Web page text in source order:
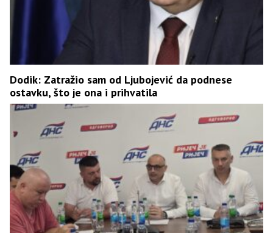
Dodik: Zatražio sam od Ljubojević da podnese
ostavku, što je ona i prihvatila